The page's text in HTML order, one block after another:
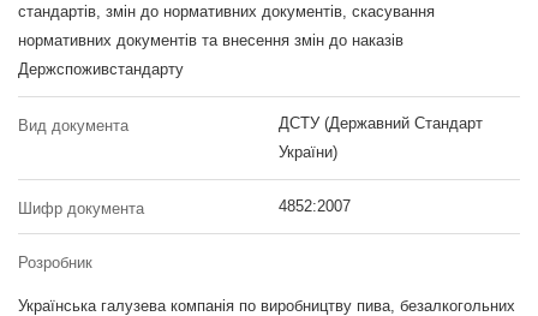
стандартів, змін до нормативних документів, скасування
нормативних документів та внесення змін до наказів
Держспоживстандарту
Вид документа
ДСТУ (Державний Стандарт
України)
Шифр документа 4852:2007
Розробник
Українська галузева компанія по виробництву пива, безалкогольних